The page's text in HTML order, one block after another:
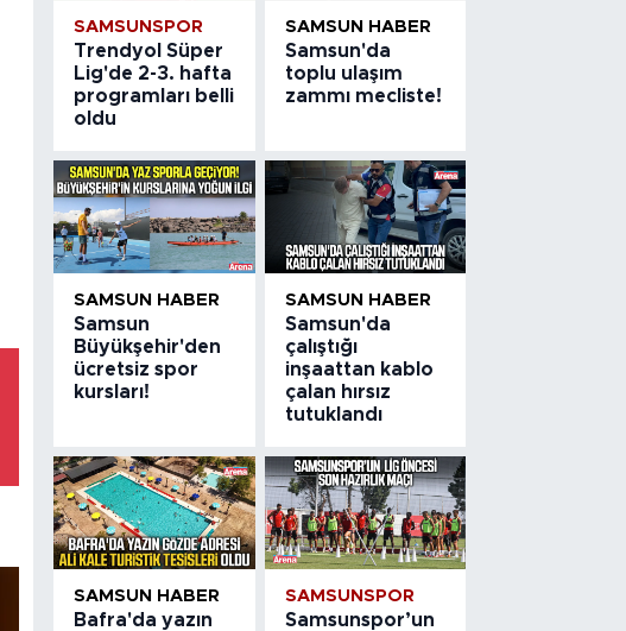
SAMSUNSPOR
Trendyol Süper
Lig'de 2-3. hafta
programları belli
oldu
SAMSUN HABER
Samsun'da
toplu ulaşım
zammı mecliste!
SAMSUN HABER
Samsun
Büyükşehir'den
ücretsiz spor
kursları!
SAMSUN HABER
Samsun'da
çalıştığı
inşaattan kablo
çalan hırsız
tutuklandı
SAMSUN HABER
Bafra'da yazın
SAMSUNSPOR
Samsunspor’un